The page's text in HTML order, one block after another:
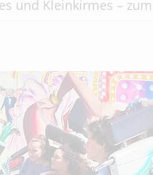
und Kleinkirmes –